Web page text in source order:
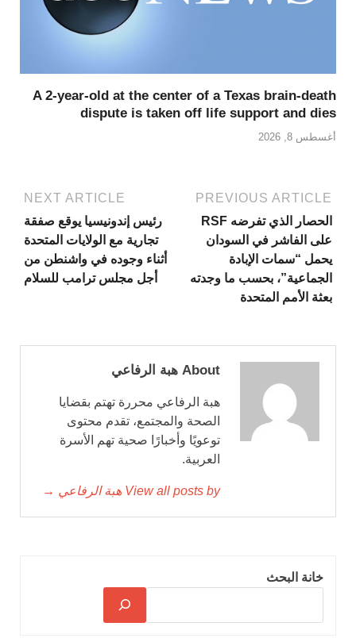
A 2-year-old at the center of a Texas brain-death
dispute is taken off life support and dies
أغسطس 8, 2026
PREVIOUS ARTICLE
الحصار الذي تفرضه RSF
على الفاشر في السودان
يحمل “سمات الإبادة
الجماعية”، بحسب ما وجدته
بعثة الأمم المتحدة
NEXT ARTICLE
رئيس إندونيسيا يوقع صفقة
تجارية مع الولايات المتحدة
أثناء وجوده في واشنطن من
أجل مجلس ترامب للسلام
About هبة الرفاعي
هبة الرفاعي محررة تهتم بقضايا
الصحة والمجتمع، تقدم محتوى
توعويًا وأخبارًا صحية تهم الأسرة
العربية.
View all posts by هبة الرفاعي →
خانة البحث